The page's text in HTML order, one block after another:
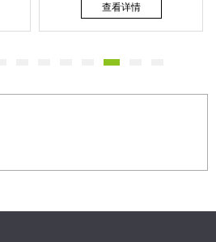
查看详情